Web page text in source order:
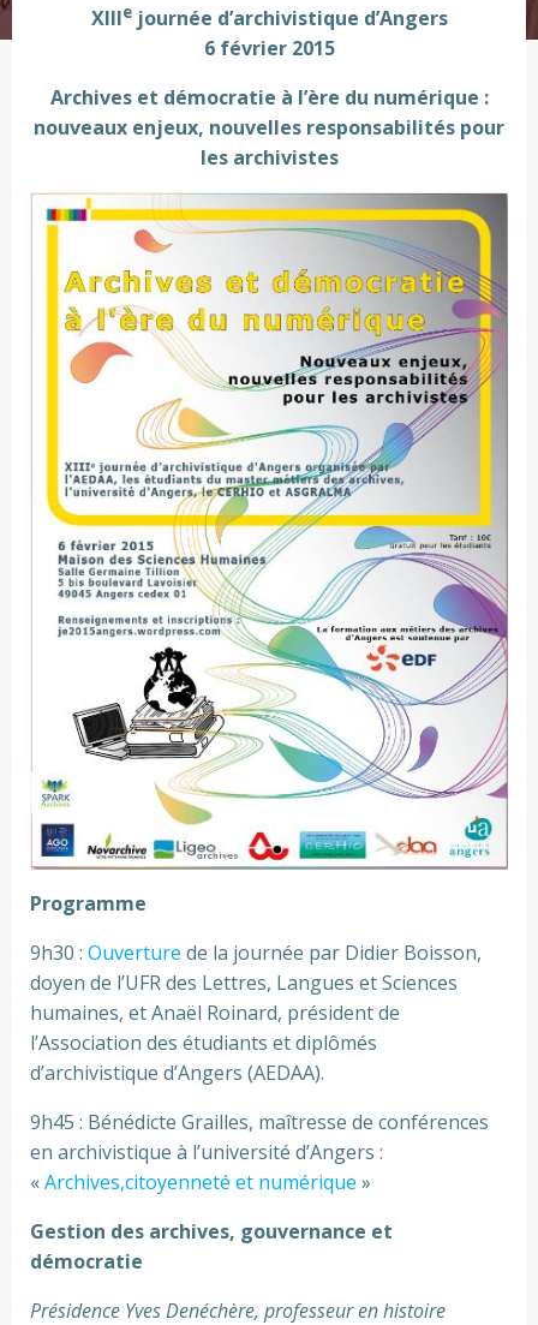
XIIIejournée d’archivistique d’Angers
6 février 2015
Archives et démocratie à l’ère du numérique :
nouveaux enjeux, nouvelles responsabilités pour
les archivistes
Programme
9h30 : Ouverture de la journée par Didier Boisson,
doyen de l’UFR des Lettres, Langues et Sciences
humaines, et Anaël Roinard, président de
l’Association des étudiants et diplômés
d’archivistique d’Angers (AEDAA).
9h45 : Bénédicte Grailles, maîtresse de conférences
en archivistique à l’université d’Angers :
«Archives,citoyenneté et numérique »
Gestion des archives, gouvernance et
démocratie
Présidence Yves Denéchère, professeur en histoire